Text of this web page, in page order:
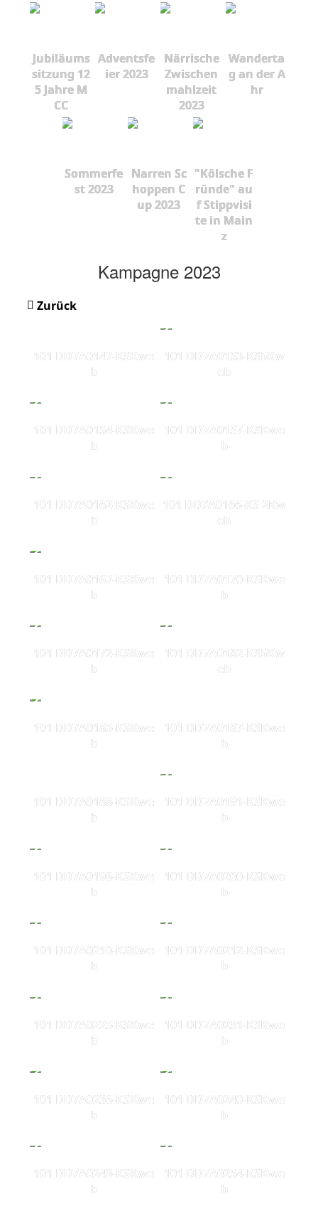
Jubiläums
sitzung 12
5 Jahre M
CC
Adventsfe
ier 2023
Närrische
Zwischen
mahlzeit
2023
Wanderta
g an der A
hr
Sommerfe
st 2023
Narren Sc
hoppen C
up 2023
"Kölsche F
ründe" au
f Stippvisi
te in Main
z
Kampagne 2023
Zurück
101 DD7A0147-KSKwe
b
101 DD7A0153-KS5Kw
eb
101 DD7A0154-KSKwe
b
101 DD7A0157-KSKwe
b
101 DD7A0162-KSKwe
b
101 DD7A0166-KS 2Kw
eb
101 DD7A0167-KSKwe
b
101 DD7A0170-KSKwe
b
101 DD7A0172-KSKwe
b
101 DD7A0182-KS5Kw
eb
101 DD7A0185-KSKwe
b
101 DD7A0187-KSKwe
b
101 DD7A0188-KSKwe
b
101 DD7A0191-KSKwe
b
101 DD7A0198-KSKwe
b
101 DD7A0200-KSKwe
b
101 DD7A0210-KSKwe
b
101 DD7A0212-KSKwe
b
101 DD7A0225-KSKwe
b
101 DD7A0231-KSKwe
b
101 DD7A0236-KSKwe
b
101 DD7A0240-KSKwe
b
101 DD7A0243-KSKwe
b
101 DD7A0254-KSKwe
b